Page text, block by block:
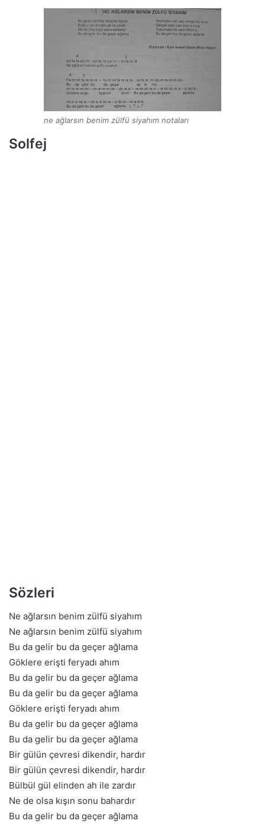
ne ağlarsın benim zülfü siyahım notaları
Solfej
Sözleri
Ne ağlarsın benim zülfü siyahım
Ne ağlarsın benim zülfü siyahım
Bu da gelir bu da geçer ağlama
Göklere erişti feryadı ahım
Bu da gelir bu da geçer ağlama
Bu da gelir bu da geçer ağlama
Göklere erişti feryadı ahım
Bu da gelir bu da geçer ağlama
Bu da gelir bu da geçer ağlama
Bir gülün çevresi dikendir, hardır
Bir gülün çevresi dikendir, hardır
Bülbül gül elinden ah ile zardır
Ne de olsa kışın sonu bahardır
Bu da gelir bu da geçer ağlama